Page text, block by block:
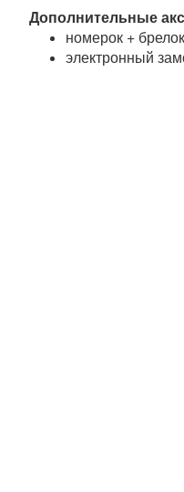
Дополнительные
номерок + брелок
электронный